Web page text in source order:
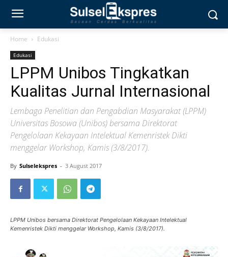
Home Edukasi
Edukasi
LPPM Unibos Tingkatkan
Kualitas Jurnal Internasional
Lembaga Penelitian dan Pengabdian Masyarakat (LPPM)
Universitas Bosowa (Unibos) bersama Direktorat
Pengelolaan Kekayaan Intelektual Kemenristek Dikti
menggelar Workshop, Kamis (3/8/2017).
By Sulselekspres - 3 August 2017
LPPM Unibos bersama Direktorat Pengelolaan Kekayaan Intelektual
Kemenristek Dikti menggelar Workshop, Kamis (3/8/2017).